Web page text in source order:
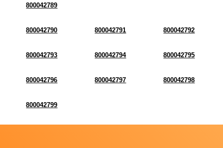
800042789
800042790 800042791 800042792
800042793 800042794 800042795
800042796 800042797 800042798
800042799